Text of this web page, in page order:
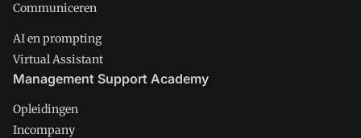
Communiceren
AI en prompting
Virtual Assistant
Management Support Academy
Opleidingen
Incompany